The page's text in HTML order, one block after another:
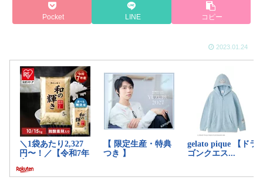
Pocket LINE コピー
2023.01.24